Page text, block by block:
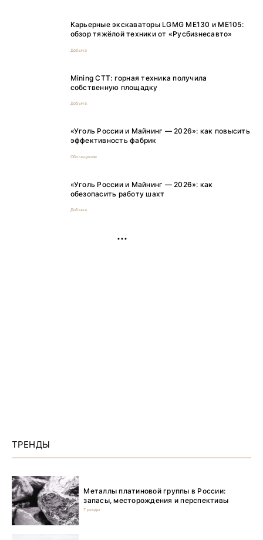
Карьерные экскаваторы LGMG ME130 и ME105:
обзор тяжёлой техники от «Русбизнесавто»
Добыча
Mining CTT: горная техника получила
собственную площадку
Добыча
«Уголь России и Майнинг — 2026»: как повысить
эффективность фабрик
Обогащение
«Уголь России и Майнинг — 2026»: как
обезопасить работу шахт
Добыча
ТРЕНДЫ
Металлы платиновой группы в России:
запасы, месторождения и перспективы
Тренды